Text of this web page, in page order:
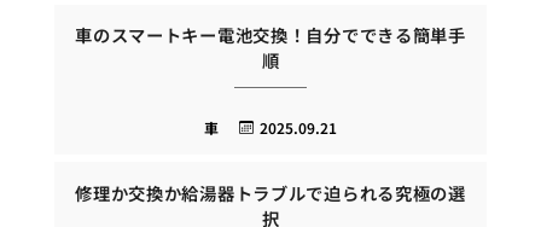
車のスマートキー電池交換！自分でできる簡単手
順
2025.09.21
車
修理か交換か給湯器トラブルで迫られる究極の選
択